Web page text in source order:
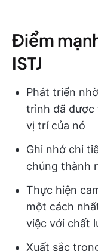
Điểm
ISTJ
Phát triển
trình đã được
vị trí của nó
Ghi nhớ chi
chúng thành
Thực hiện
một cách
việc với chất
Xuất sắc